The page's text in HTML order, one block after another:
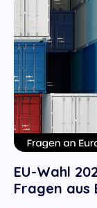
EU-Wahl
Fragen aus